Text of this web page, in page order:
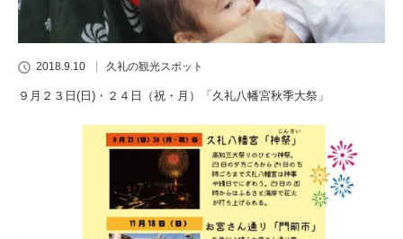
2018.9.10 久礼の観光スポット
９月２３日(日)・２４日（祝・月）「久礼八幡宮秋季大祭」